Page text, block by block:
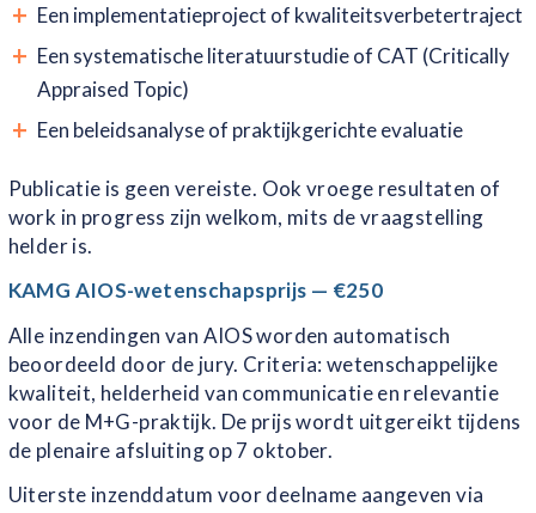
Een implementatieproject of kwaliteitsverbetertraject
Een systematische literatuurstudie of CAT (Critically
Appraised Topic)
Een beleidsanalyse of praktijkgerichte evaluatie
Publicatie is geen vereiste. Ook vroege resultaten of
work in progress zijn welkom, mits de vraagstelling
helder is.
KAMG AIOS-wetenschapsprijs — €250
Alle inzendingen van AIOS worden automatisch
beoordeeld door de jury. Criteria: wetenschappelijke
kwaliteit, helderheid van communicatie en relevantie
voor de M+G-praktijk. De prijs wordt uitgereikt tijdens
de plenaire afsluiting op 7 oktober.
Uiterste inzenddatum voor deelname aangeven via